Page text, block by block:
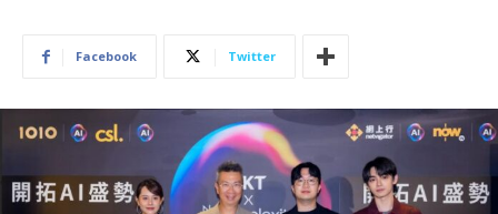
Facebook Twitter